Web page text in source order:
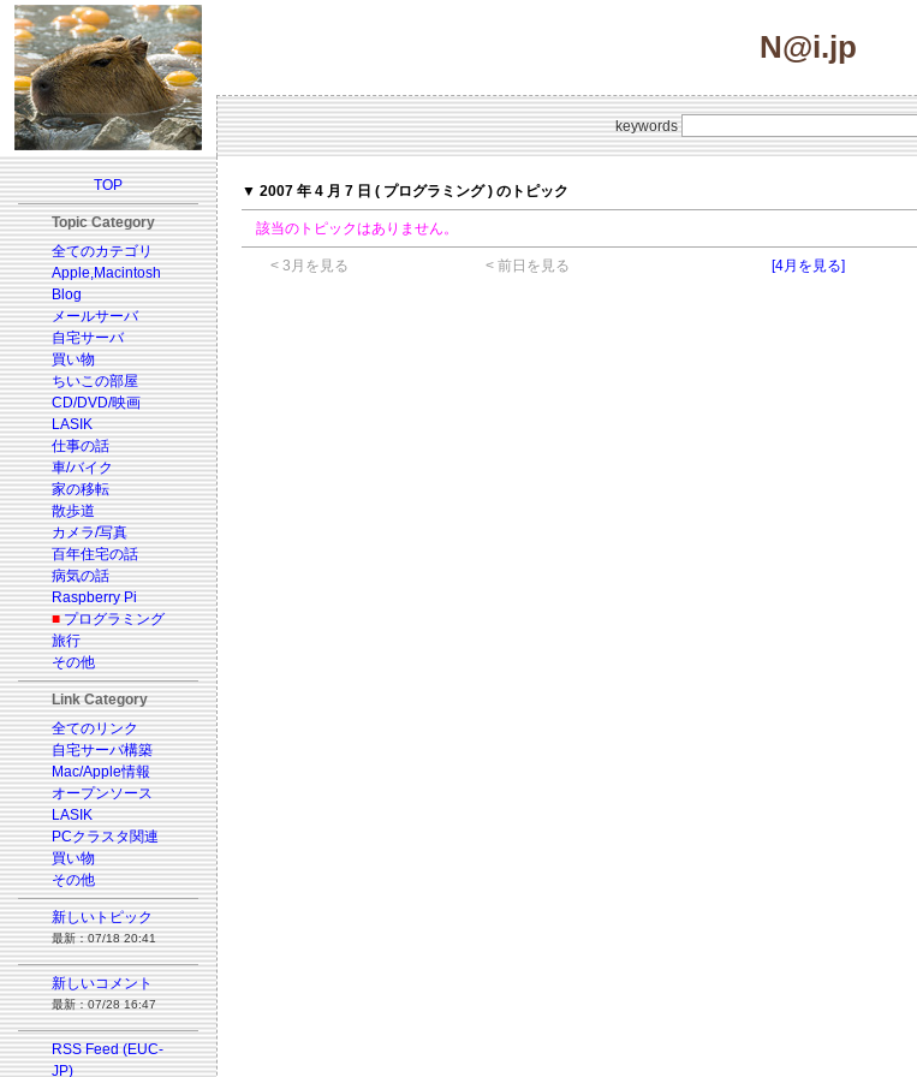
N@i.jp
keywords
TOP
Topic Category
全てのカテゴリ
Apple,Macintosh
Blog
メールサーバ
自宅サーバ
買い物
ちいこの部屋
CD/DVD/映画
LASIK
仕事の話
車/バイク
家の移転
散歩道
カメラ/写真
百年住宅の話
病気の話
Raspberry Pi
■ プログラミング
旅行
その他
Link Category
全てのリンク
自宅サーバ構築
Mac/Apple情報
オープンソース
LASIK
PCクラスタ関連
買い物
その他
新しいトピック
最新：07/18 20:41
新しいコメント
最新：07/28 16:47
RSS Feed (EUC-
JP)
▼ 2007 年 4 月 7 日 ( プログラミング ) のトピック
該当のトピックはありません。
< 3月を見る < 前日を見る [4月を見る]